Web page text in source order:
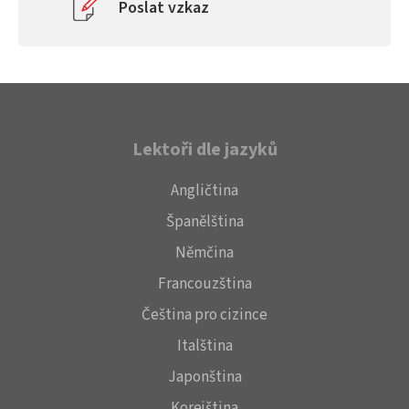
Poslat vzkaz
Lektoři dle jazyků
Angličtina
Španělština
Němčina
Francouzština
Čeština pro cizince
Italština
Japonština